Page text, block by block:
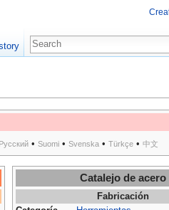
Русский • Suomi • Svenska • Türkçe • 中文
Catalejo de acero
Fabricación